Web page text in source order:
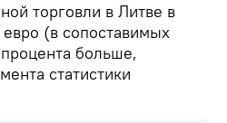
торговли в Литве в
(в сопоставимых
больше,
статистики